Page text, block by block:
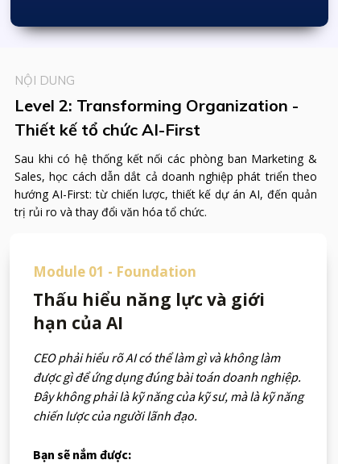
Thấu hiểu năng lực và giới
hạn của AI
CEO phải hiểu rõ AI có thể làm gì và không làm
được gì để ứng dụng đúng bài toán doanh nghiệp.
Đây không phải là kỹ năng của kỹ sư, mà là kỹ năng
chiến lược của người lãnh đạo.
Bạn sẽ nắm được:
Module 01 - Foundation
Sau khi có hệ thống kết nối các phòng ban Marketing &
Sales, học cách dẫn dắt cả doanh nghiệp phát triển theo
hướng AI-First: từ chiến lược, thiết kế dự án AI, đến quản
trị rủi ro và thay đổi văn hóa tổ chức.
Level 2: Transforming Organization -
Thiết kế tổ chức AI-First
NỘI DUNG